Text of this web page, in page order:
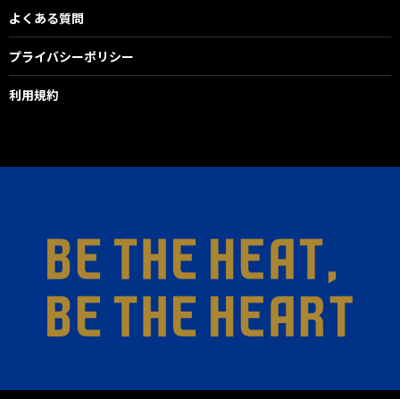
よくある質問
プライバシーポリシー
利用規約